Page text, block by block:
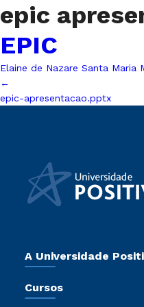
epic
EPIC
Elaine de Nazare Santa Maria
←
epic-apresentacao.pptx
A Universidade
Sala de Imprensa
Cursos